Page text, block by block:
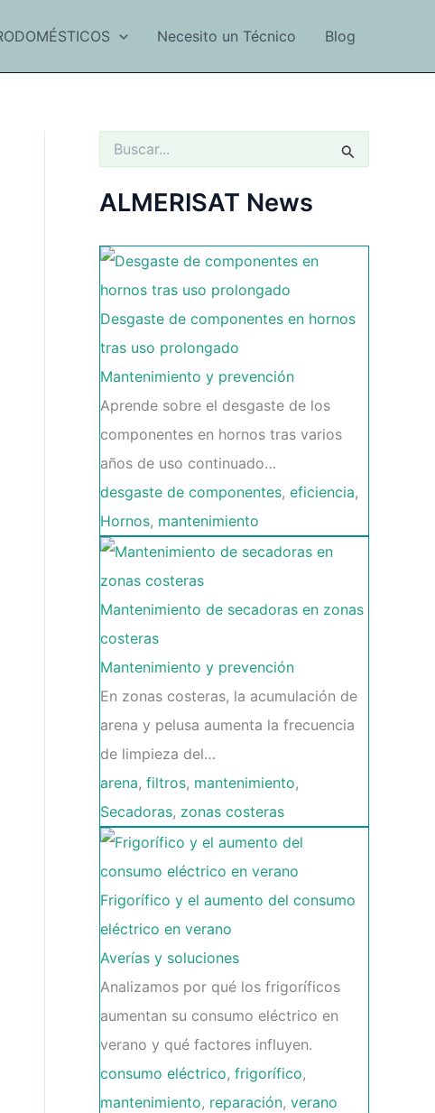
Necesito un Técnico Blog
c
a
p
o
r
ALMERISAT News
Desgaste de componentes en hornos
tras uso prolongado
Mantenimiento y prevención
Aprende sobre el desgaste de los
componentes en hornos tras varios
años de uso continuado…
desgaste de componentes, eficiencia,
Hornos, mantenimiento
Mantenimiento de secadoras en zonas
costeras
Mantenimiento y prevención
En zonas costeras, la acumulación de
arena y pelusa aumenta la frecuencia
de limpieza del…
arena, filtros, mantenimiento,
Secadoras, zonas costeras
Frigorífico y el aumento del consumo
eléctrico en verano
Averías y soluciones
Analizamos por qué los frigoríficos
aumentan su consumo eléctrico en
verano y qué factores influyen.
consumo eléctrico, frigorífico,
mantenimiento, reparación, verano